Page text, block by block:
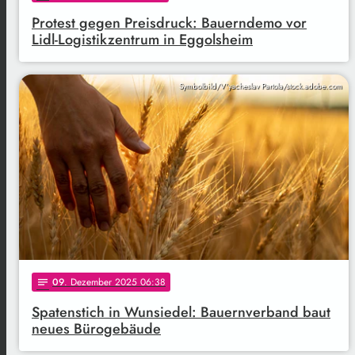
Protest gegen Preisdruck: Bauerndemo vor
Lidl-Logistikzentrum in Eggolsheim
Symbolbild/V'yacheslav Partola/stock.adobe.com
notes 09. Dezember 2025 06:38
Spatenstich in Wunsiedel: Bauernverband baut
neues Bürogebäude